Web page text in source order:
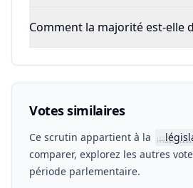
Comment la majorité est-elle
Votes similaires
Ce scrutin appartient à la 📖
comparer, explorez les autres
période parlementaire.